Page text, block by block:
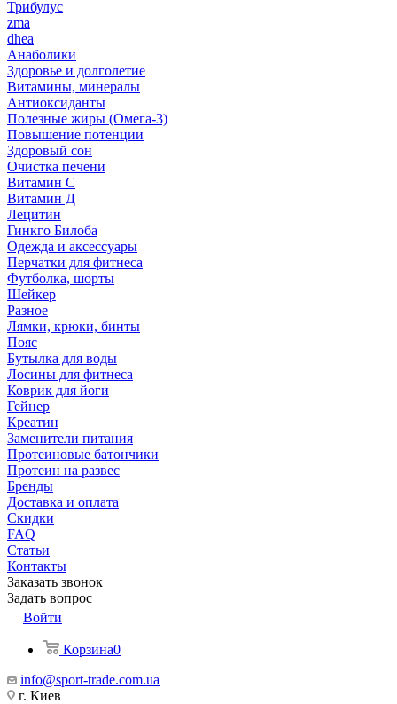
Трибулус
zma
dhea
Анаболики
Здоровье и долголетие
Витамины, минералы
Антиоксиданты
Полезные жиры (Омега-3)
Повышение потенции
Здоровый сон
Очистка печени
Витамин С
Витамин Д
Лецитин
Гинкго Билоба
Одежда и аксессуары
Перчатки для фитнеса
Футболка, шорты
Шейкер
Разное
Лямки, крюки, бинты
Пояс
Бутылка для воды
Лосины для фитнеса
Коврик для йоги
Гейнер
Креатин
Заменители питания
Протеиновые батончики
Протеин на развес
Бренды
Доставка и оплата
Скидки
FAQ
Статьи
Контакты
Заказать звонок
Задать вопрос
Войти
Корзина0
info@sport-trade.com.ua
г. Киев